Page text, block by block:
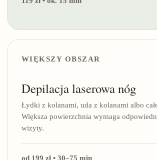
WIĘKSZY OBSZAR
Depilacja laserowa nóg
Łydki z kolanami, uda z kolanami albo
Większa powierzchnia wymaga
wizyty.
od 199 zł • 30–75 min